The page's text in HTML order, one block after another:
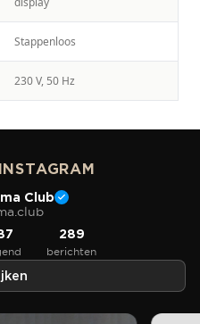
Stappenloos
230 V, 50 Hz
INSTAGRAM
Club
289
berichten